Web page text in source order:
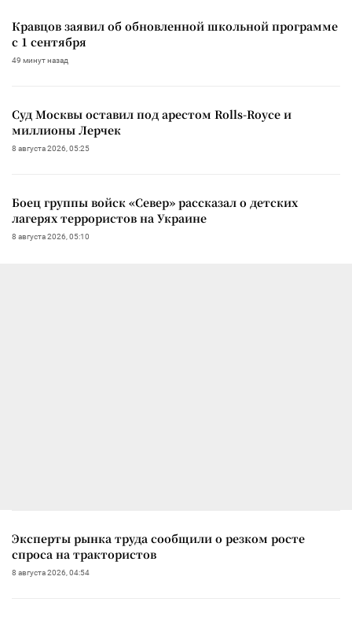
Кравцов заявил об обновленной школьной программе
с 1 сентября
49 минут назад
Суд Москвы оставил под арестом Rolls-Royce и
миллионы Лерчек
8 августа 2026, 05:25
Боец группы войск «Север» рассказал о детских
лагерях террористов на Украине
8 августа 2026, 05:10
Эксперты рынка труда сообщили о резком росте
спроса на трактористов
8 августа 2026, 04:54